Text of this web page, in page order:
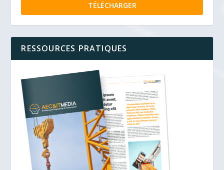
TÉLÉCHARGER
RESSOURCES PRATIQUES